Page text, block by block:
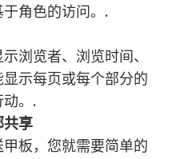
角色的访问。.
浏览者、浏览时间、
示每页或每个部分的
动。.
共享
板，您就需要简单的